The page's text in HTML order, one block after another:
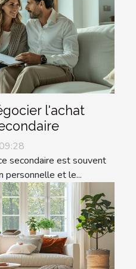
l'achat
secondaire est souvent
personnelle et le...